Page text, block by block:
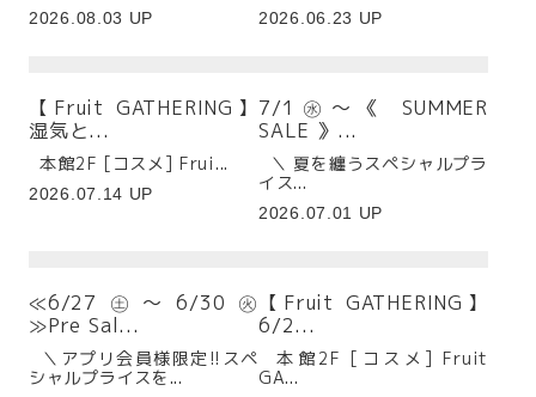
2026.08.03 UP 2026.06.23 UP
【Fruit GATHERING】
湿気と...
本館2F [コスメ] Frui...
2026.07.14 UP
7/1㊌～《 SUMMER
SALE 》...
＼ 夏を纏うスペシャルプラ
イス...
2026.07.01 UP
≪6/27㊏～6/30㊋
≫Pre Sal...
＼アプリ会員様限定!!スペ
シャルプライスを...
【Fruit GATHERING】
6/2...
本館2F [コスメ] Fruit
GA...